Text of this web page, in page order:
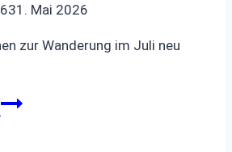
31. Mai 2026
zur Wanderung im Juli neu
Wanderung